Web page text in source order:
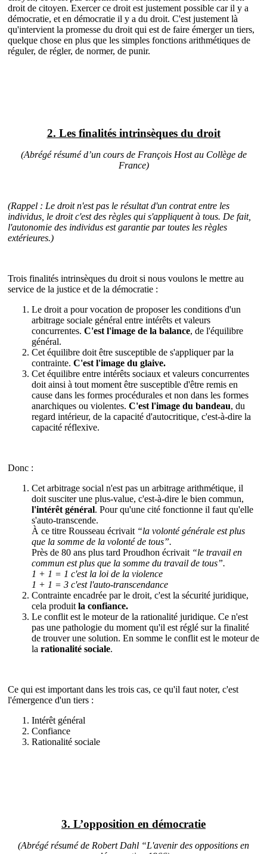
droit de citoyen. Exercer ce droit est justement possible car il y a
démocratie, et en démocratie il y a du droit. C'est justement là
qu'intervient la promesse du droit qui est de faire émerger un tiers,
quelque chose en plus que les simples fonctions arithmétiques de
réguler, de régler, de normer, de punir.
2. Les finalités intrinsèques du droit
(Abrégé résumé d’un cours de François Host au Collège de
France)
(Rappel : Le droit n'est pas le résultat d'un contrat entre les
individus, le droit c'est des règles qui s'appliquent à tous. De fait,
l'autonomie des individus est garantie par toutes les règles
extérieures.)
Trois finalités intrinsèques du droit si nous voulons le mettre au
service de la justice et de la démocratie :
Le droit a pour vocation de proposer les conditions d'un
arbitrage sociale général entre intérêts et valeurs
concurrentes. C'est l'image de la balance, de l'équilibre
général.
Cet équilibre doit être susceptible de s'appliquer par la
contrainte. C'est l'image du glaive.
Cet équilibre entre intérêts sociaux et valeurs concurrentes
doit ainsi à tout moment être susceptible d'être remis en
cause dans les formes procédurales et non dans les formes
anarchiques ou violentes. C'est l'image du bandeau, du
regard intérieur, de la capacité d'autocritique, c'est-à-dire la
capacité réflexive.
Donc :
Cet arbitrage social n'est pas un arbitrage arithmétique, il
doit susciter une plus-value, c'est-à-dire le bien commun,
l'intérêt général. Pour qu'une cité fonctionne il faut qu'elle
s'auto-transcende.
À ce titre Rousseau écrivait “la volonté générale est plus
que la somme de la volonté de tous”.
Près de 80 ans plus tard Proudhon écrivait “le travail en
commun est plus que la somme du travail de tous”.
1 + 1 = 1 c'est la loi de la violence
1 + 1 = 3 c'est l'auto-transcendance
Contrainte encadrée par le droit, c'est la sécurité juridique,
cela produit la confiance.
Le conflit est le moteur de la rationalité juridique. Ce n'est
pas une pathologie du moment qu'il est réglé sur la finalité
de trouver une solution. En somme le conflit est le moteur de
la rationalité sociale.
Ce qui est important dans les trois cas, ce qu'il faut noter, c'est
l'émergence d'un tiers :
Intérêt général
Confiance
Rationalité sociale
3. L’opposition en démocratie
(Abrégé résumé de Robert Dahl “L'avenir des oppositions en